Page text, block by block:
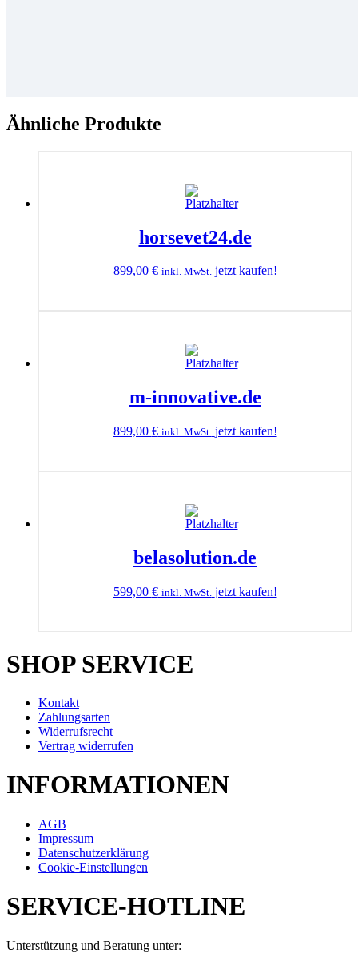
Ähnliche Produkte
horsevet24.de
899,00 € inkl. MwSt. jetzt kaufen!
m-innovative.de
899,00 € inkl. MwSt. jetzt kaufen!
belasolution.de
599,00 € inkl. MwSt. jetzt kaufen!
SHOP SERVICE
Kontakt
Zahlungsarten
Widerrufsrecht
Vertrag widerrufen
INFORMATIONEN
AGB
Impressum
Datenschutzerklärung
Cookie-Einstellungen
SERVICE-HOTLINE
Unterstützung und Beratung unter: